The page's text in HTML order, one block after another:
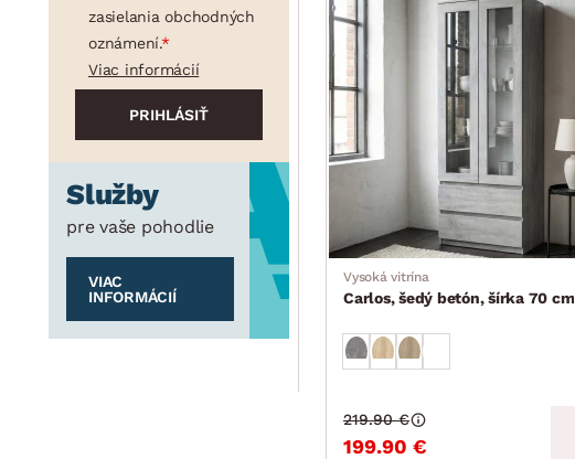
zasielania obchodných
oznámení.
Viac informácií
Služby
pre vaše pohodlie
VIAC
INFORMÁCIÍ
Vysoká vitrína
Carlos, šedý betón, šírka 70 cm
199.90 €
219.90 €